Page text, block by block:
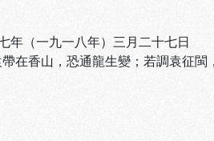
（一九一八年）三月二十七日
在香山，恐通龍生變；若調袁征